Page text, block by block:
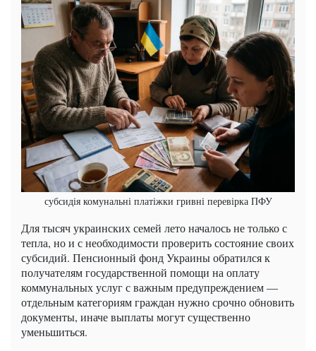
субсидія комунальні платіжки гривні перевірка ПФУ
Для тысяч украинских семей лето началось не только с
тепла, но и с необходимости проверить состояние своих
субсидий. Пенсионный фонд Украины обратился к
получателям государственной помощи на оплату
коммунальных услуг с важным предупреждением —
отдельным категориям граждан нужно срочно обновить
документы, иначе выплаты могут существенно
уменьшиться.